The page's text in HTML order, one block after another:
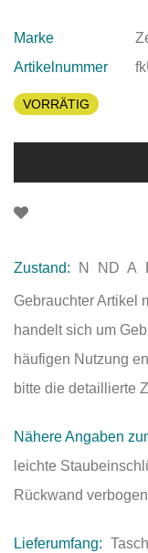
Marke
Artikelnummer
VORRÄTIG
Zustand: N ND A
Gebrauchter Artikel
handelt sich um
häufigen Nutzung
bitte die detaillierte
Nähere Angaben
leichte
Rückwand
Lieferumfang: